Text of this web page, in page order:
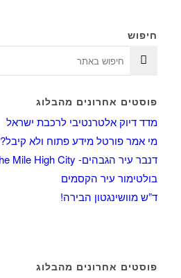
חיפוש
פוסטים אחרונים מהבלוג
מדד דיוק אלטרנטיבי לרכבת ישראל
מי אמר פורטל מידע פתוח ולא קיבל?
דנבר עיר הגבהים- The Mile High City
בולטימור עיר הקסמים
ד”ש מוושינגטון הבירה!
פוסטים אחרונים מהבלוג